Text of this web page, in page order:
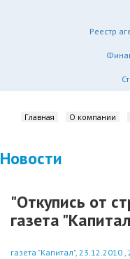
Реестр
Главная О компании
Новости
"Откупись от
газета
газета "Капитал", 23.12.2010